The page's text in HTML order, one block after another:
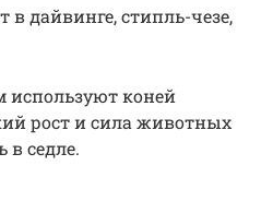
дайвинге, стипль-чезе,
используют коней
рост и сила животных
седле.